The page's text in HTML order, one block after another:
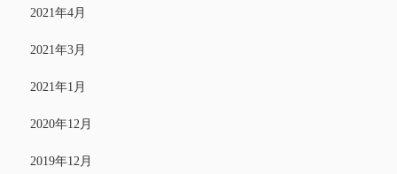
2021年4月
2021年3月
2021年1月
2020年12月
2019年12月